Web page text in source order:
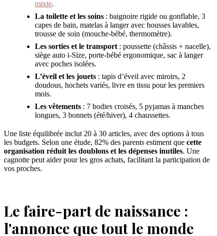
mixte.
La toilette et les soins : baignoire rigide ou gonflable, 3
capes de bain, matelas à langer avec housses lavables,
trousse de soin (mouche-bébé, thermomètre).
Les sorties et le transport : poussette (châssis + nacelle),
siège auto i-Size, porte-bébé ergonomique, sac à langer
avec poches isolées.
L’éveil et les jouets : tapis d’éveil avec miroirs, 2
doudous, hochets variés, livre en tissu pour les premiers
mois.
Les vêtements : 7 bodies croisés, 5 pyjamas à manches
longues, 3 bonnets (été/hiver), 4 chaussettes.
Une liste équilibrée inclut 20 à 30 articles, avec des options à tous
les budgets. Selon une étude, 82% des parents estiment que cette
organisation réduit les doublons et les dépenses inutiles. Une
cagnotte peut aider pour les gros achats, facilitant la participation de
vos proches.
Le faire-part de naissance :
l'annonce que tout le monde